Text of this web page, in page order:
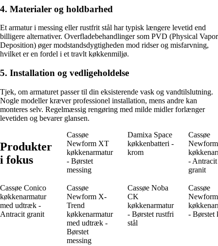
4. Materialer og holdbarhed
Et armatur i messing eller rustfrit stål har typisk længere levetid end
billigere alternativer. Overfladebehandlinger som PVD (Physical Vapor
Deposition) øger modstandsdygtigheden mod ridser og misfarvning,
hvilket er en fordel i et travlt køkkenmiljø.
5. Installation og vedligeholdelse
Tjek, om armaturet passer til din eksisterende vask og vandtilslutning.
Nogle modeller kræver professionel installation, mens andre kan
monteres selv. Regelmæssig rengøring med milde midler forlænger
levetiden og bevarer glansen.
Produkter
i fokus
Cassøe
Newform XT
køkkenarmatur
- Børstet
messing
Damixa Space
køkkenbatteri -
krom
Cassøe
- Antracit
granit
Cassøe Conico
køkkenarmatur
med udtræk -
Antracit granit
Cassøe
Newform X-
Trend
køkkenarmatur
med udtræk -
Børstet
messing
Cassøe Noba
CK
køkkenarmatur
- Børstet rustfri
stål
Cassøe
- Børstet